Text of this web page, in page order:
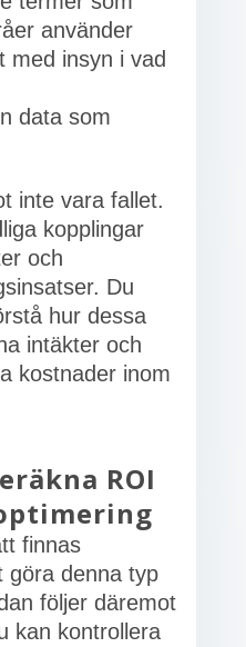
använder
med insyn i vad
data som
inte vara fallet.
kopplingar
och
Du
hur dessa
intäkter och
kostnader inom
ROI
finnas
göra denna typ
följer däremot
kan kontrollera